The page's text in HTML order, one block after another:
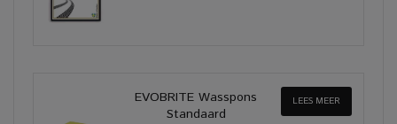
EVOBRITE Wasspons
Standaard
LEES MEER